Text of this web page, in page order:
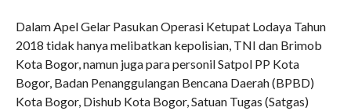
Dalam Apel Gelar Pasukan Operasi Ketupat Lodaya Tahun
2018 tidak hanya melibatkan kepolisian, TNI dan Brimob
Kota Bogor, namun juga para personil Satpol PP Kota
Bogor, Badan Penanggulangan Bencana Daerah (BPBD)
Kota Bogor, Dishub Kota Bogor, Satuan Tugas (Satgas)